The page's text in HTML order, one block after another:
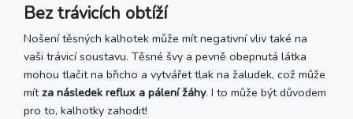
Bez trávicích obtíží
Nošení těsných kalhotek může mít negativní vliv také na
vaši trávicí soustavu. Těsné švy a pevně obepnutá látka
mohou tlačit na břicho a vytvářet tlak na žaludek, což může
mítza následek reflux a pálení žáhy. I to může být důvodem
pro to, kalhotky zahodit!